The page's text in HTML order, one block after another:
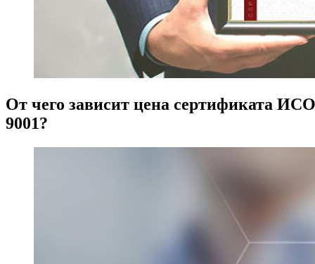
От чего зависит цена сертификата ИСО
9001?